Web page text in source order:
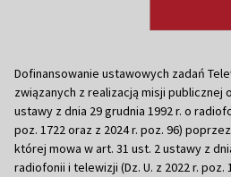
Dofinansowanie ustawowych zadań
związanych z realizacją misji publicznej
ustawy z dnia 29 grudnia 1992 r. o
poz. 1722 oraz z 2024 r. poz. 96)
której mowa w art. 31 ust. 2 ustawy z
radiofonii i telewizji (Dz. U. z 2022 r. poz.